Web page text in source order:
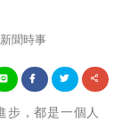
新聞時事
，都是一個人